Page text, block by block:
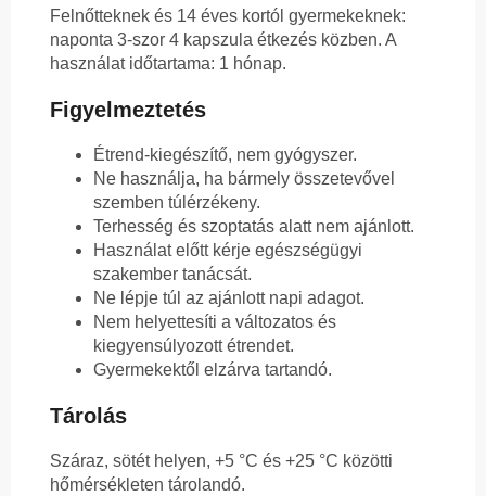
Felnőtteknek és 14 éves kortól gyermekeknek:
naponta 3-szor 4 kapszula étkezés közben. A
használat időtartama: 1 hónap.
Figyelmeztetés
Étrend-kiegészítő, nem gyógyszer.
Ne használja, ha bármely összetevővel
szemben túlérzékeny.
Terhesség és szoptatás alatt nem ajánlott.
Használat előtt kérje egészségügyi
szakember tanácsát.
Ne lépje túl az ajánlott napi adagot.
Nem helyettesíti a változatos és
kiegyensúlyozott étrendet.
Gyermekektől elzárva tartandó.
Tárolás
Száraz, sötét helyen, +5 °C és +25 °C közötti
hőmérsékleten tárolandó.